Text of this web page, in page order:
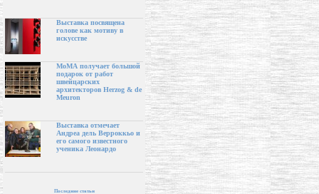
Выставка посвящена
голове как мотиву в
искусстве
МоМА получает большой
подарок от работ
швейцарских
архитекторов Herzog & de
Meuron
Выставка отмечает
Андреа дель Верроккьо и
его самого известного
ученика Леонардо
Последние статьи